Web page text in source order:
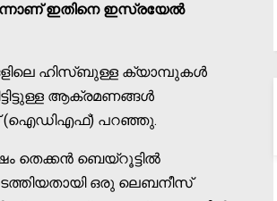
ഇതിനെ ഇസ്രയേല്‍
ഹിസ്ബുള്ള ക്യാമ്പുകള്‍
ആക്രമണങ്ങള്‍
(ഐഡിഎഫ്) പറഞ്ഞു.
തെക്കന്‍ ബെയ്റൂട്ടില്‍
ഒരു ലെബനീസ്